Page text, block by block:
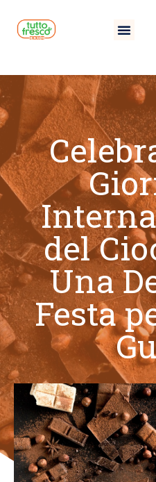
del
Una
Festa